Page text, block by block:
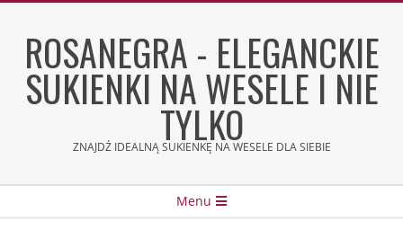
contentROSANEGRA - ELEGANCKIE
SUKIENKI NA WESELE I NIE
TYLKO
ZNAJDŹ IDEALNĄ SUKIENKĘ NA WESELE DLA SIEBIE
Menu